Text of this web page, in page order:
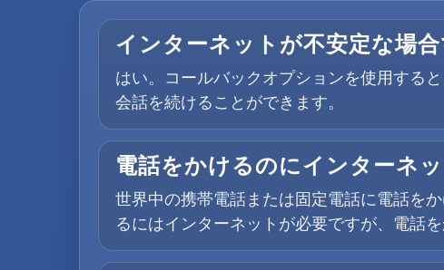
インターネットが不安定な場
はい。コールバックオプションを使用する
会話を続けることができます。
電話をかけるのにインターネ
世界中の携帯電話または固定電話に電話を
るにはインターネットが必要ですが、電話